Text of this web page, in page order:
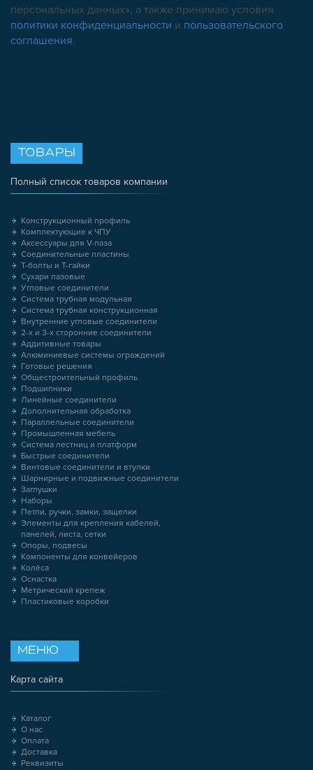
персональных данных», а также принимаю условия
политики конфиденциальности и пользовательского
соглашения.
ТОВАРЫ
Полный список товаров компании
Конструкционный профиль
Комплектующие к ЧПУ
Аксессуары для V-паза
Соединительные пластины
Т-болты и Т-гайки
Сухари пазовые
Угловые соединители
Система трубная модульная
Система трубная конструкционная
Внутренние угловые соединители
2-х и 3-х сторонние соединители
Аддитивные товары
Алюминиевые системы ограждений
Готовые решения
Общестроительный профиль
Подшипники
Линейные соединители
Дополнительная обработка
Параллельные соединители
Промышленная мебель
Система лестниц и платформ
Быстрые соединители
Винтовые соединители и втулки
Шарнирные и подвижные соединители
Заглушки
Наборы
Петли, ручки, замки, защелки
Элементы для крепления кабелей,
панелей, листа, сетки
Опоры, подвесы
Компоненты для конвейеров
Колёса
Оснастка
Метрический крепеж
Пластиковые коробки
МЕНЮ
Карта сайта
Каталог
О нас
Оплата
Доставка
Реквизиты